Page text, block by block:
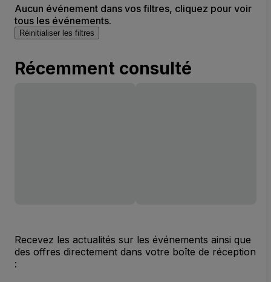
Aucun événement dans vos filtres, cliquez pour voir
tous les événements.
Réinitialiser les filtres
Récemment consulté
Recevez les actualités sur les événements ainsi que
des offres directement dans votre boîte de réception
: